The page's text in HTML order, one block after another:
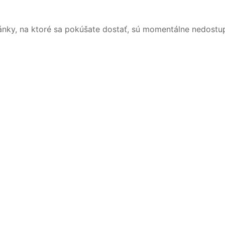
na ktoré sa pokúšate dostať, sú momentálne